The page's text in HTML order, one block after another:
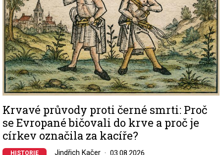
Krvavé průvody proti černé smrti: Proč
se Evropané bičovali do krve a proč je
církev označila za kacíře?
HISTORIE Jindřich Kačer 03.08.2026